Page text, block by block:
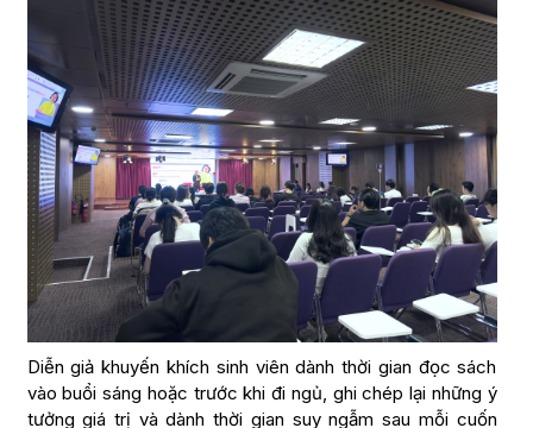
Diễn giả khuyến khích sinh viên dành thời gian đọc sách
vào buổi sáng hoặc trước khi đi ngủ, ghi chép lại những ý
tưởng giá trị và dành thời gian suy ngẫm sau mỗi cuốn